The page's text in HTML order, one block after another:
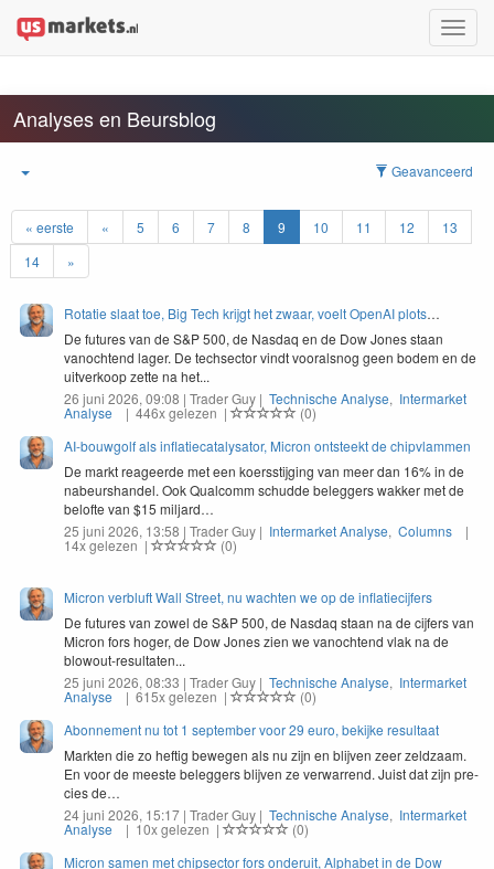
Toggle
Analyses en Beursblog
Geavanceerd
« eerste « 5 6 7 8 9 10 11 12
13
14
»
Rotatie slaat toe, Big Tech krijgt het zwaar, voelt OpenAI plots
narigheid?
De futures van de S&P 500, de Nasdaq en de Dow Jones staan
vanochtend lager. De techsector vindt vooralsnog geen bodem en de
uitverkoop zette na het...
26 juni 2026, 09:08 | Trader Guy | Technische Analyse, Intermarket
Analyse | 446x gelezen |
(0)
AI-bouwgolf als inflatiecatalysator, Micron ontsteekt de chipvlammen
De markt reageerde met een koerssti­jging van meer dan 16% in de
nabeur­shan­del. Ook Qual­comm schud­de beleg­gers wakker met de
belofte van $15 miljard…
25 juni 2026, 13:58 | Trader Guy | Intermarket Analyse, Columns |
14x gelezen | (0)
Micron verbluft Wall Street, nu wachten we op de inflatiecijfers
De futures van zowel de S&P 500, de Nasdaq staan na de cijfers van
Micron fors hoger, de Dow Jones zien we vanochtend vlak na de
blowout-resultaten...
25 juni 2026, 08:33 | Trader Guy | Technische Analyse, Intermarket
Analyse | 615x gelezen |
(0)
Abonnement nu tot 1 september voor 29 euro, bekijke resultaat
Mark­ten die zo heftig bewe­gen als nu zijn en bli­jven zeer zeldza­am.
En voor de meeste beleg­gers bli­jven ze ver­war­rend. Juist dat zijn pre­
cies de…
24 juni 2026, 15:17 | Trader Guy | Technische Analyse, Intermarket
Analyse | 10x gelezen |
(0)
Micron samen met chipsector fors onderuit, Alphabet in de Dow